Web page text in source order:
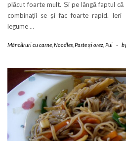
plăcut foarte mult. Și pe lângă faptul
combinații se și fac foarte rapid.
legume …
Mâncăruri cu carne Noodles Paste și orez Pui -